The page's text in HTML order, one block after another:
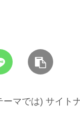
マでは) サイト